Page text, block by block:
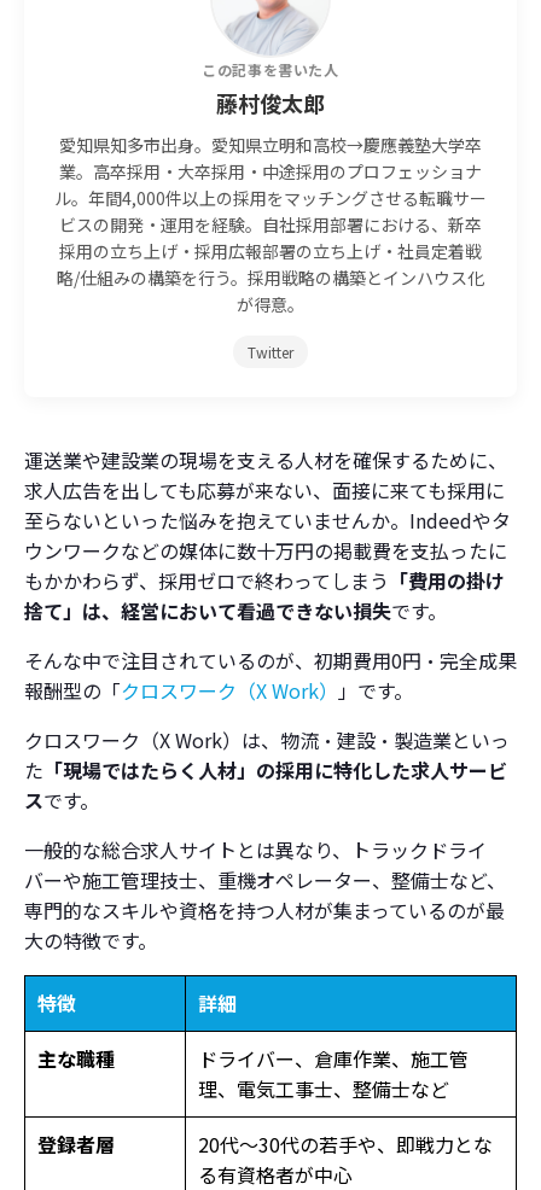
この記事を書いた人
藤村俊太郎
愛知県知多市出身。愛知県立明和高校→慶應義塾大学卒
業。高卒採用・大卒採用・中途採用のプロフェッショナ
ル。年間4,000件以上の採用をマッチングさせる転職サー
ビスの開発・運用を経験。自社採用部署における、新卒
採用の立ち上げ・採用広報部署の立ち上げ・社員定着戦
略/仕組みの構築を行う。採用戦略の構築とインハウス化
が得意。
Twitter
運送業や建設業の現場を支える人材を確保するために、
求人広告を出しても応募が来ない、面接に来ても採用に
至らないといった悩みを抱えていませんか。Indeedやタ
ウンワークなどの媒体に数十万円の掲載費を支払ったに
もかかわらず、採用ゼロで終わってしまう 「費用の掛け
捨て」は、経営において看過できない損失です。
そんな中で注目されているのが、初期費用0円・完全成果
報酬型の「クロスワーク（X Work） 」です。
クロスワーク（X Work）は、物流・建設・製造業といっ
た 「現場ではたらく人材」の採用に特化した求人サービ
スです。
一般的な総合求人サイトとは異なり、トラックドライ
バーや施工管理技士、重機オペレーター、整備士など、
専門的なスキルや資格を持つ人材が集まっているのが最
大の特徴です。
特徴
詳細
主な職種
ドライバー、倉庫作業、施工管
理、電気工事士、整備士など
登録者層
20代〜30代の若手や、即戦力とな
る有資格者が中心